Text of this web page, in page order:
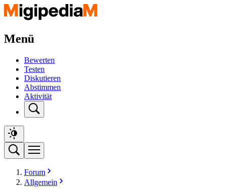
Menü
Bewerten
Testen
Diskutieren
Abstimmen
Aktivität
Forum
Allgemein